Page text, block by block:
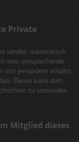
Private
sendet, automatisch
eine entsprechende
von jemandem erhältst,
Dieser kann dem
zu versenden.
Mitglied dieses